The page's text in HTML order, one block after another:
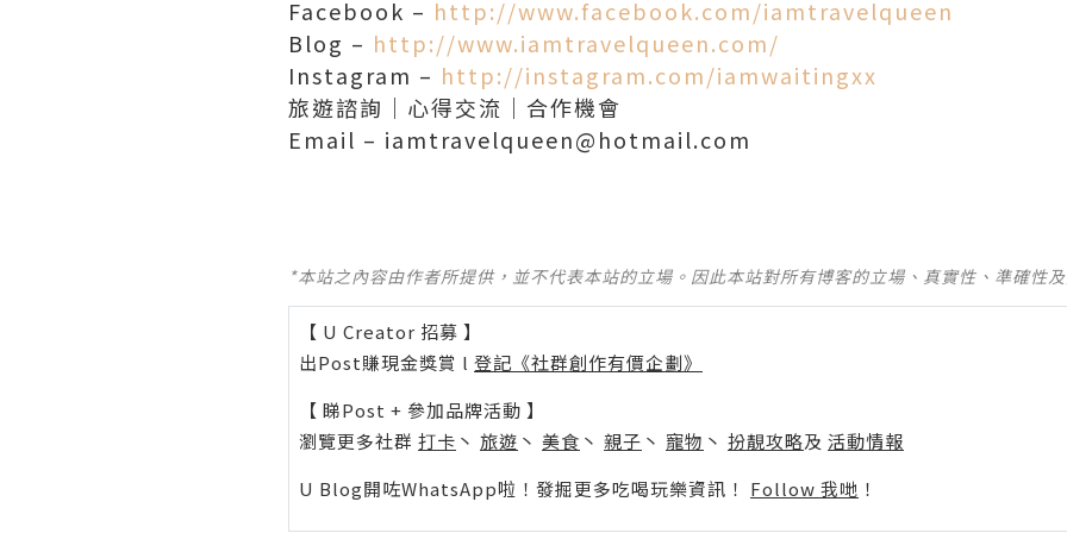
Facebook – http://www.facebook.com/iamtravelqueen
Blog – http://www.iamtravelqueen.com/
Instagram – http://instagram.com/iamwaitingxx
旅遊諮詢｜心得交流｜合作機會
Email – iamtravelqueen@hotmail.com
*本站之內容由作者所提供，並不代表本站的立場。因此本站對所有博客的立場、真實性、準確性
【 U Creator 招募 】
出Post賺現金獎賞 l 登記《社群創作有價企劃》
【 睇Post + 參加品牌活動 】
瀏覽更多社群 打卡 丶 旅遊 丶 美食 丶 親子 丶 寵物 丶 扮靚攻略及 活動情報
U Blog開咗WhatsApp啦！發掘更多吃喝玩樂資訊！ Follow 我哋 ！